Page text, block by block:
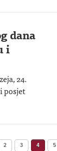
dana
i
24.
posjet
2 3 4 5